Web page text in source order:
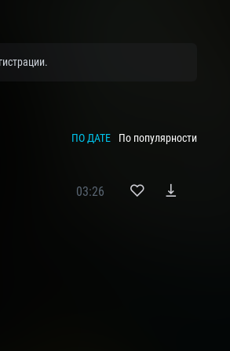
ПО ДАТЕ По популярности
03:26